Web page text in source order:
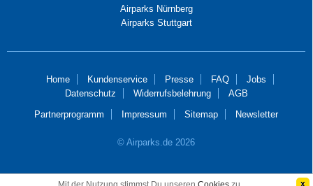
Airparks Nürnberg
Airparks Stuttgart
Home Kundenservice Presse FAQ
Jobs
Datenschutz
Widerrufsbelehrung
AGB
Partnerprogramm
Impressum Sitemap Newsletter
© Airparks.de 2026
x